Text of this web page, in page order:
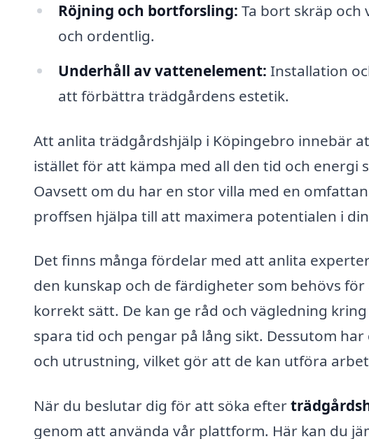
Röjning och bortforsling: Ta bort skräp
och ordentlig.
Underhåll av vattenelement: Installation
att förbättra trädgårdens estetik.
Att anlita trädgårdshjälp i Köpingebro innebär
istället för att kämpa med all den tid och energi
Oavsett om du har en stor villa med en
proffsen hjälpa till att maximera potentialen i
Det finns många fördelar med att anlita
den kunskap och de färdigheter som behövs
korrekt sätt. De kan ge råd och vägledning
spara tid och pengar på lång sikt. Dessutom
och utrustning, vilket gör att de kan utföra
När du beslutar dig för att söka efter
genom att använda vår plattform. Här kan du